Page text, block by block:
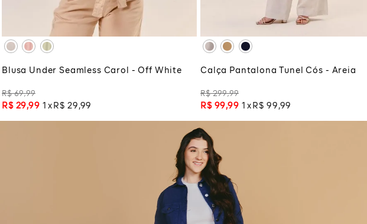
ADICIONAR À SACOLA
Blusa Under Seamless Carol - Off White
R$ 69,99
R$ 29,99 1 R$ 29 ,99
ADICIONAR À SACOLA
Calça Pantalona Tunel Cós - Areia
R$ 299,99
R$ 99,99 1 R$ 99 ,99